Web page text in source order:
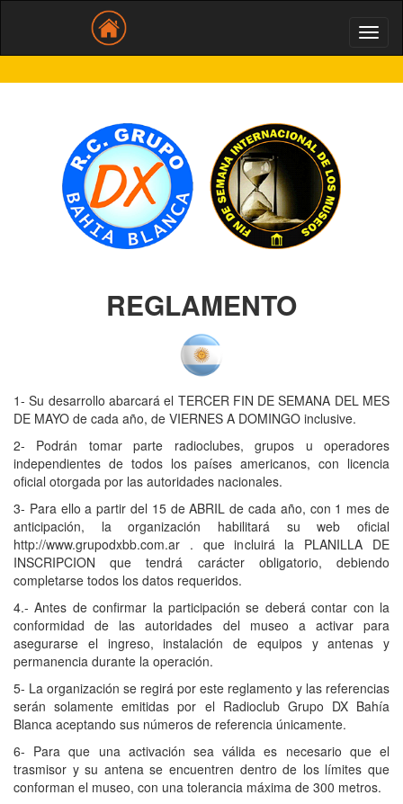
REGLAMENTO
1- Su desarrollo abarcará el TERCER FIN DE SEMANA DEL MES
DE MAYO de cada año, de VIERNES A DOMINGO inclusive.
2- Podrán tomar parte radioclubes, grupos u operadores
independientes de todos los países americanos, con licencia
oficial otorgada por las autoridades nacionales.
3- Para ello a partir del 15 de ABRIL de cada año, con 1 mes de
anticipación, la organización habilitará su web oficial
http://www.grupodxbb.com.ar . que incluirá la PLANILLA DE
INSCRIPCION que tendrá carácter obligatorio, debiendo
completarse todos los datos requeridos.
4.- Antes de confirmar la participación se deberá contar con la
conformidad de las autoridades del museo a activar para
asegurarse el ingreso, instalación de equipos y antenas y
permanencia durante la operación.
5- La organización se regirá por este reglamento y las referencias
serán solamente emitidas por el Radioclub Grupo DX Bahía
Blanca aceptando sus números de referencia únicamente.
6- Para que una activación sea válida es necesario que el
trasmisor y su antena se encuentren dentro de los límites que
conforman el museo, con una tolerancia máxima de 300 metros.